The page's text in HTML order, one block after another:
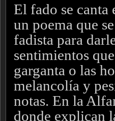
El fado se canta
un poema que
fadista para
sentimientos
garganta o las
melancolía y
notas. En la
donde explican